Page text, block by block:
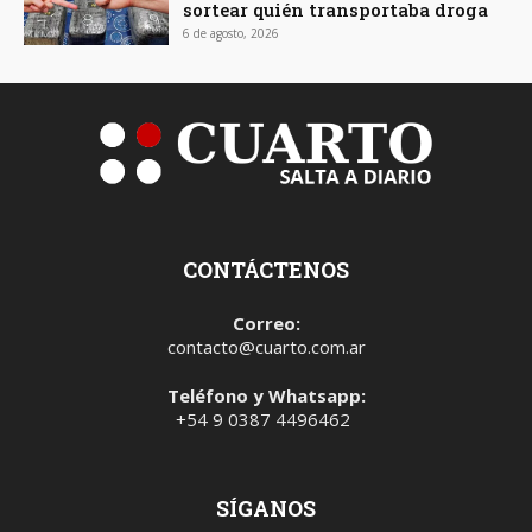
sortear quién transportaba droga
6 de agosto, 2026
CONTÁCTENOS
Correo:
contacto@cuarto.com.ar
Teléfono y Whatsapp:
+54 9 0387 4496462
SÍGANOS